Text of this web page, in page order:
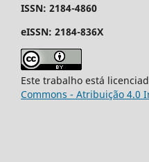
ISSN: 2184-4860
eISSN: 2184-836X
Este trabalho está
Commons - Atribuição 4.0